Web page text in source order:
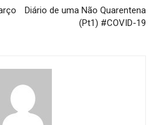
Diário de uma Não Quarentena
(Pt1) #COVID-19